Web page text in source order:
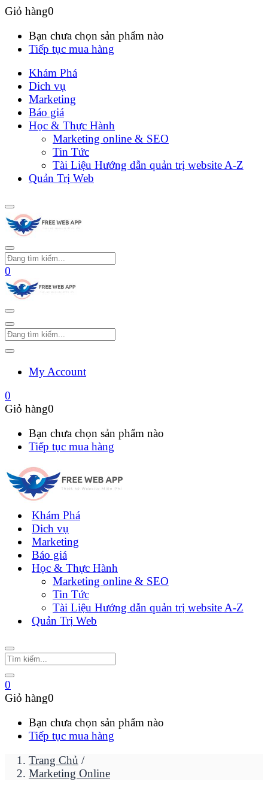
Giỏ hàng0
Bạn chưa chọn sản phẩm nào
Tiếp tục mua hàng
Khám Phá
Dich vụ
Marketing
Báo giá
Học & Thực Hành
Marketing online & SEO
Tin Tức
Tài Liệu Hướng dẫn quản trị website A-Z
Quản Trị Web
0
My Account
0
Giỏ hàng0
Bạn chưa chọn sản phẩm nào
Tiếp tục mua hàng
Khám Phá
Dich vụ
Marketing
Báo giá
Học & Thực Hành
Marketing online & SEO
Tin Tức
Tài Liệu Hướng dẫn quản trị website A-Z
Quản Trị Web
0
Giỏ hàng0
Bạn chưa chọn sản phẩm nào
Tiếp tục mua hàng
Trang Chủ /
Marketing Online